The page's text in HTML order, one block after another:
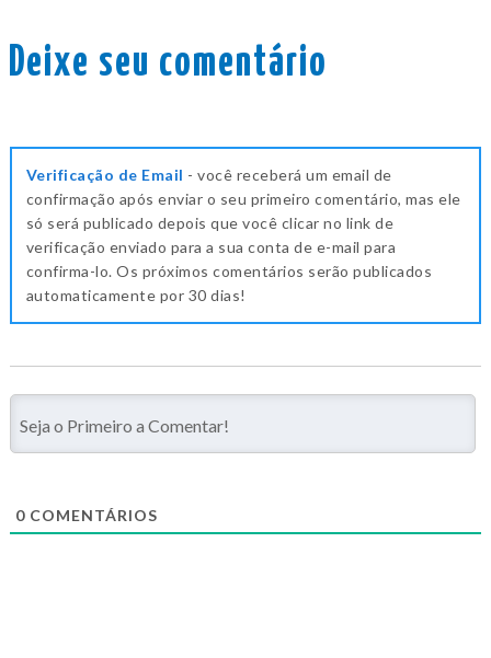
Deixe seu comentário
Verificação de Email - você receberá um email de
confirmação após enviar o seu primeiro comentário, mas ele
só será publicado depois que você clicar no link de
verificação enviado para a sua conta de e-mail para
confirma-lo. Os próximos comentários serão publicados
automaticamente por 30 dias!
0 COMENTÁRIOS